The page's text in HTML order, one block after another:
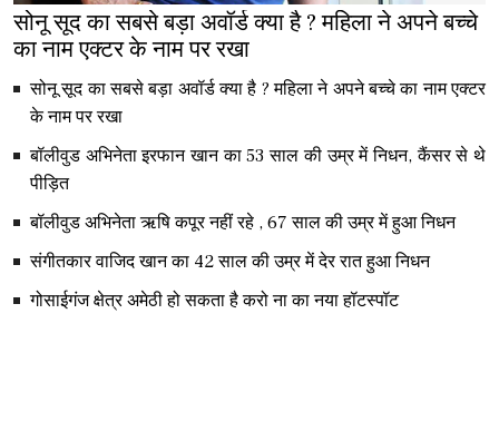
सोनू सूद का सबसे बड़ा अवॉर्ड क्या है ? महिला ने अपने बच्चे
का नाम एक्टर के नाम पर रखा
सोनू सूद का सबसे बड़ा अवॉर्ड क्या है ? महिला ने अपने बच्चे का नाम एक्टर
के नाम पर रखा
बॉलीवुड अभिनेता इरफान खान का 53 साल की उम्र में निधन, कैंसर से थे
पीड़ित
बॉलीवुड अभिनेता ऋषि कपूर नहीं रहे , 67 साल की उम्र में हुआ निधन
संगीतकार वाजिद खान का 42 साल की उम्र में देर रात हुआ निधन
गोसाईगंज क्षेत्र अमेठी हो सकता है करो ना का नया हॉटस्पॉट